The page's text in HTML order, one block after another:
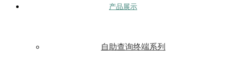
产品展示
自助查询终端系列